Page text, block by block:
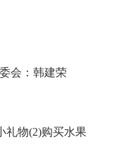
会：韩建荣
礼物(2)购买水果